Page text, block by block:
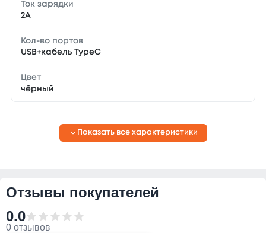
Ток зарядки
2А
Кол-во портов
USB+кабель TypeC
Цвет
чёрный
Показать все характеристики
Отзывы покупателей
0.0
0 отзывов